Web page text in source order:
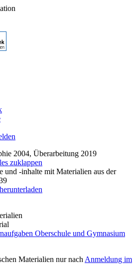
2004, Überarbeitung 2019
zuklappen
und -inhalte mit Materialien aus der
Oberschule und Gymnasium
Materialien nur nach Anmeldung im